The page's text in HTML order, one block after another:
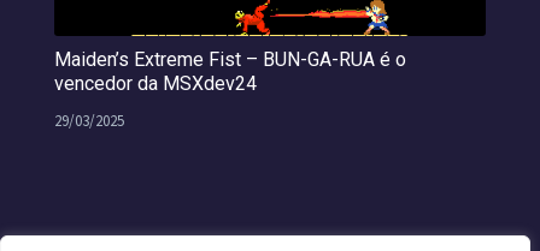
Maiden’s Extreme Fist – BUN-GA-RUA é o
vencedor da MSXdev24
29/03/2025